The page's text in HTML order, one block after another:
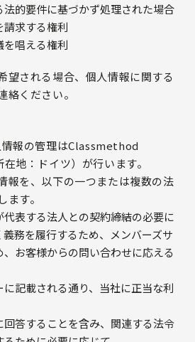
的要件に基づかず処理された場合
請求する権利
唱える権利
望される場合、個人情報に関する
絡ください。
報の管理はClassmethod
地：ドイツ）が行います。
報を、以下の一つまたは複数の法
す。
表する法人との契約締結の必要に
務を履行するため、メンバーズサ
お客様からの問い合わせに応える
記載される通り、当社に正当な利
答することを含み、関連する法令